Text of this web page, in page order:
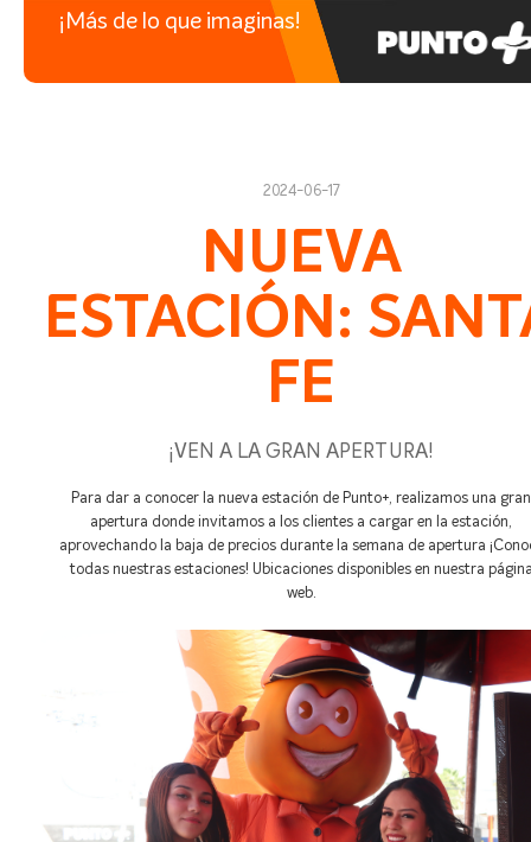
¡Más de lo que imaginas!
2024-06-17
NUEVA
ESTACIÓN:
FE
¡VEN A LA GRAN APERTURA!
Para dar a conocer la nueva estación de Punto+, realizamos una gran
apertura donde invitamos a los clientes a cargar en la estación,
aprovechando la baja de precios durante la semana de apertura
todas nuestras estaciones! Ubicaciones disponibles en nuestra
web.